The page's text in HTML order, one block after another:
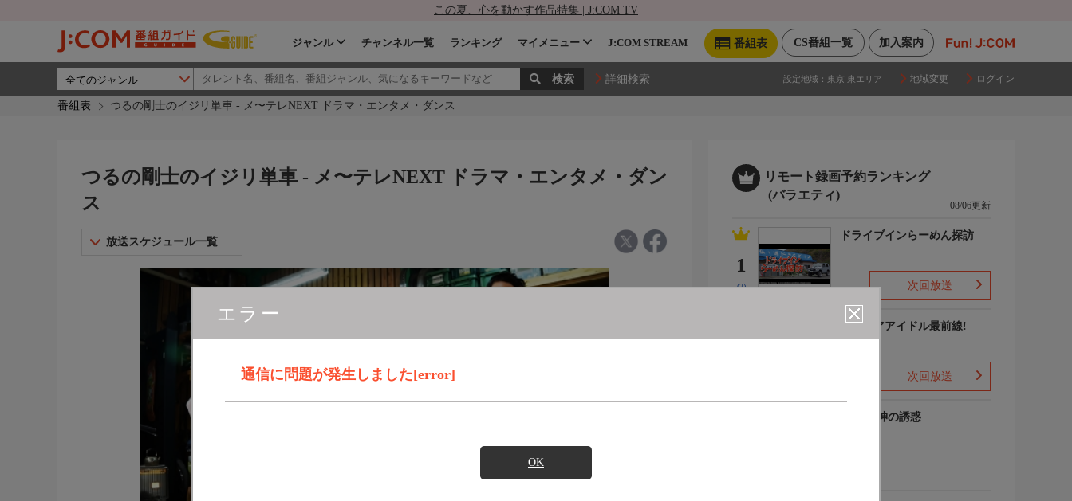
この夏、心を動かす作品特集 | J:COM TV
加入案内
CS番組一覧
番組表
ジャンル チャンネル一覧 ランキング マイメニュー J:COM STREAM
詳細検索 設定地域： 東京 東エリア 地域変更 ログイン
番組表 つるの剛士のイジリ単車 - メ〜テレNEXT ドラマ・エンタメ・ダンス
エラー
通信に問題が発生しました[error]
OK
つるの剛士のイジリ単車 - メ〜テレNEXT ドラマ・エンタメ・ダン
ス
放送スケジュール一覧
リモート録画予約ランキング
(バラエティ)
08/06更新
1
(2)
ドライブインらーめん探訪
次回放送
グラビアアイドル最前線!
次回放送
谷碧 女神の誘惑